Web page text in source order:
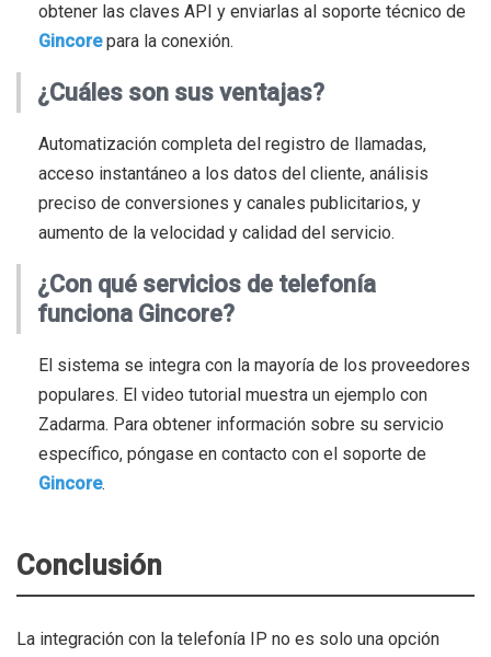
obtener las claves API y enviarlas al soporte técnico de
Gincorepara la conexión.
¿Cuáles son sus ventajas?
Automatización completa del registro de llamadas,
acceso instantáneo a los datos del cliente, análisis
preciso de conversiones y canales publicitarios, y
aumento de la velocidad y calidad del servicio.
¿Con qué servicios de telefonía
funciona Gincore?
El sistema se integra con la mayoría de los proveedores
populares. El video tutorial muestra un ejemplo con
Zadarma. Para obtener información sobre su servicio
específico, póngase en contacto con el soporte de
Gincore.
Conclusión
La integración con la telefonía IP no es solo una opción